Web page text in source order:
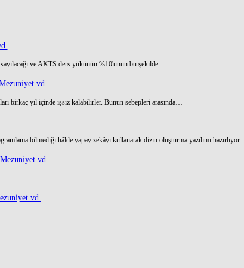
ve AKTS ders yükünün %10'unun bu şekilde…
vd.
birkaç yıl içinde işsiz kalabilirler. Bunun sebepleri arasında…
bilmediği hâlde yapay zekâyı kullanarak dizin oluşturma yazılımı
vd.
vd.